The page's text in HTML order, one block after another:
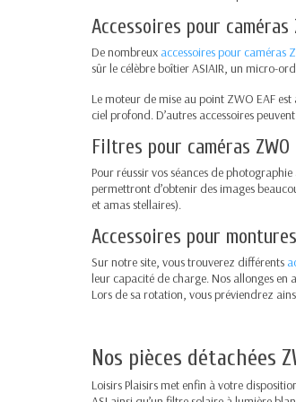
Accessoires pour caméras
De nombreux accessoires pour caméras
sûr le célèbre boîtier ASIAIR, un micro-
Le moteur de mise au point ZWO EAF
ciel profond. D’autres accessoires
Filtres pour caméras ZWO
Pour réussir vos séances de
permettront d’obtenir des images
et amas stellaires).
Accessoires pour
Sur notre site, vous trouverez différents
leur capacité de charge. Nos allonges
Lors de sa rotation, vous préviendrez
Nos pièces détachées
Loisirs Plaisirs met enfin à votre